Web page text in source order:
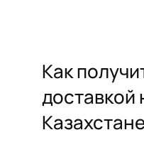
Как
доставкой